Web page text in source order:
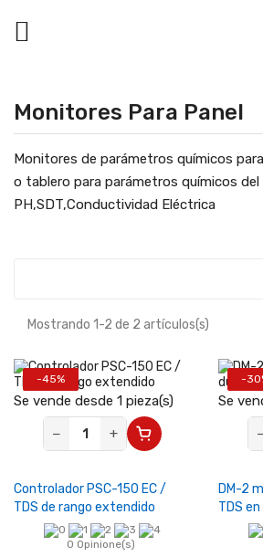

Monitores Para Panel
Monitores de parámetros químicos
o tablero para parámetros químicos del
PH,SDT,Conductividad Eléctrica
Mostrando 1-2 de 2 artículos(s)
-45%
Se vende desde 1 pieza(s)
−
+
Controlador PSC-150 EC /
TDS de rango extendido
0 Opinione(s)
-
Se
DM-2
TDS